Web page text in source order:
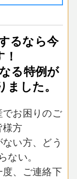
るなら今
る特例が
した。
お困りのご
方
い方、どう
い。
、ご連絡下